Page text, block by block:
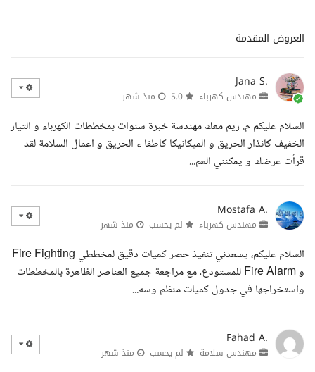
العروض المقدمة
Jana S.
مهندس كهرباء منذ شهر
السلام عليكم م. ريم معك مهندسة خبرة سنوات بمخططات الكهرباء و التيار
الخفيف كانذار الحريق و الميكانيكا كاطفا ء الحريق و اعمال السلامة لقد
قرأت عرضك و يمكنني العم...
Mostafa A.
مهندس كهرباء لم يحسب منذ شهر
السلام عليكم، يسعدني تنفيذ حصر كميات دقيق لمخططي Fire Fighting
و Fire Alarm للمستودع، مع مراجعة جميع العناصر الظاهرة بالمخططات
واستخراجها في جدول كميات منظم وسه...
Fahad A.
مهندس سلامة لم يحسب منذ شهر